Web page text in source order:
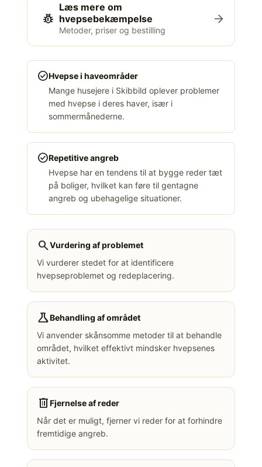
pest_control
Læs mere om
hvepsebekæmpelse
Metoder, priser og bestilling
arrow_forward
check_circleHvepse i haveområder
Mange husejere i Skibbild oplever problemer
med hvepse i deres haver, især i
sommermånederne.
check_circleRepetitive angreb
Hvepse har en tendens til at bygge reder tæt
på boliger, hvilket kan føre til gentagne
angreb og ubehagelige situationer.
searchVurdering af problemet
Vi vurderer stedet for at identificere
hvepseproblemet og redeplacering.
scienceBehandling af området
Vi anvender skånsomme metoder til at behandle
området, hvilket effektivt mindsker hvepsenes
aktivitet.
deleteFjernelse af reder
Når det er muligt, fjerner vi reder for at forhindre
fremtidige angreb.